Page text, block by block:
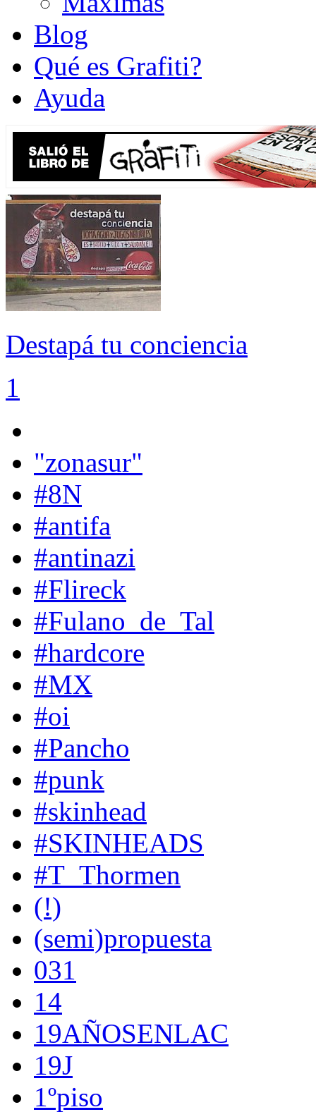
Blog
Qué es Grafiti?
Ayuda
Destapá tu conciencia
1
"zonasur"
#8N
#antifa
#antinazi
#Flireck
#Fulano_de_Tal
#hardcore
#MX
#oi
#Pancho
#punk
#skinhead
#SKINHEADS
#T_Thormen
(!)
(semi)propuesta
031
14
19AÑOSENLAC
19J
1ºpiso